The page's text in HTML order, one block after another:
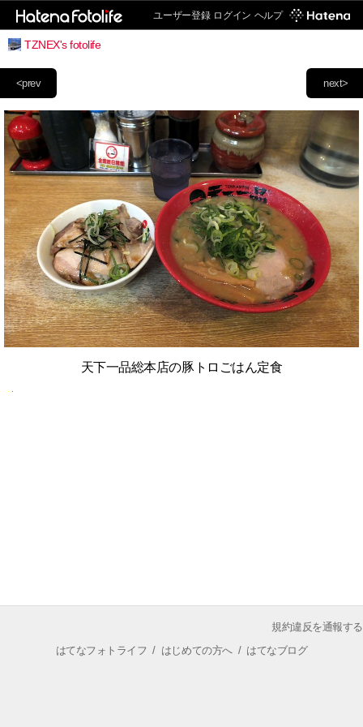
ユーザー登録 ログイン ヘルプ
TZNEX's fotolife
next>
<prev
天下一品総本店の豚トロごはん定食
規約違反を通報する
はてなフォトライフ / はじめての方へ/ はてなブログ